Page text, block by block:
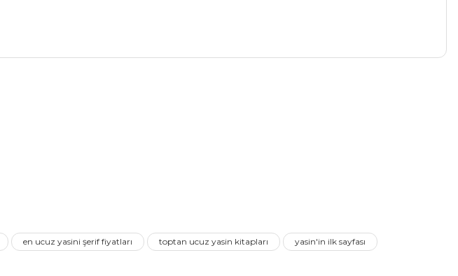
en ucuz yasini şerif fiyatları toptan ucuz yasin kitapları yasin'in ilk sayfası